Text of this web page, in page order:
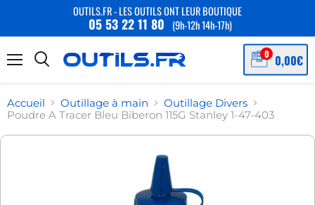
OUTILS.FR - LES OUTILS ONT LEUR BOUTIQUE
05 53 22 11 80 (9h-12h 14h-17h)
Accueil Outillage à main
Outillage Divers
Poudre A Tracer Bleu Biberon 115G Stanley 1-47-403